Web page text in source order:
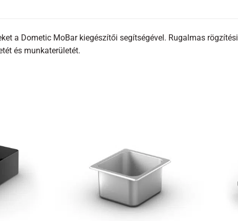
a Dometic MoBar kiegészítői segítségével. Rugalmas rögzítési
és munkaterületét.